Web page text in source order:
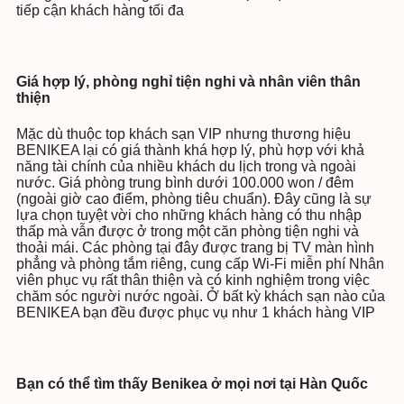
tiếp cận khách hàng tối đa
Giá hợp lý, phòng nghỉ tiện nghi và nhân viên thân
thiện
Mặc dù thuộc top khách sạn VIP nhưng thương hiệu
BENIKEA lại có giá thành khá hợp lý, phù hợp với khả
năng tài chính của nhiều khách du lịch trong và ngoài
nước. Giá phòng trung bình dưới 100.000 won / đêm
(ngoài giờ cao điểm, phòng tiêu chuẩn). Đây cũng là sự
lựa chọn tuyệt vời cho những khách hàng có thu nhập
thấp mà vẫn được ở trong một căn phòng tiện nghi và
thoải mái. Các phòng tại đây được trang bị TV màn hình
phẳng và phòng tắm riêng, cung cấp Wi-Fi miễn phí Nhân
viên phục vụ rất thân thiện và có kinh nghiệm trong việc
chăm sóc người nước ngoài. Ở bất kỳ khách sạn nào của
BENIKEA bạn đều được phục vụ như 1 khách hàng VIP
Bạn có thể tìm thấy Benikea ở mọi nơi tại Hàn Quốc